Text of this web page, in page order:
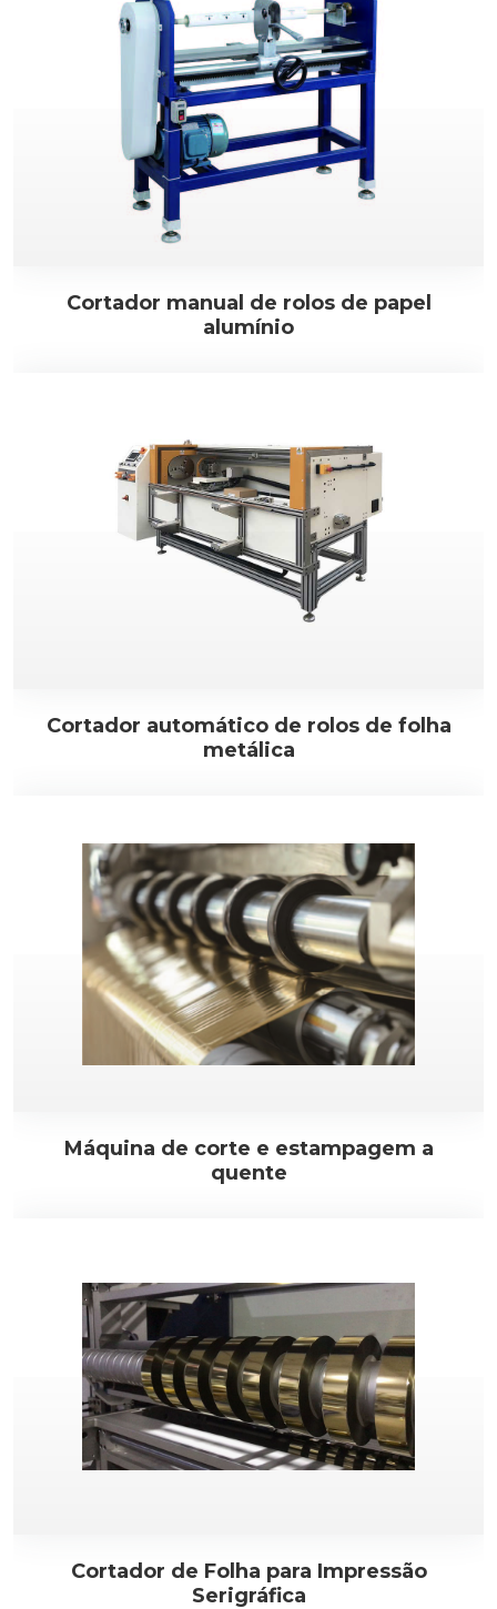
Cortador manual de rolos de papel
alumínio
Cortador automático de rolos de folha
metálica
Máquina de corte e estampagem a
quente
Cortador de Folha para Impressão
Serigráfica